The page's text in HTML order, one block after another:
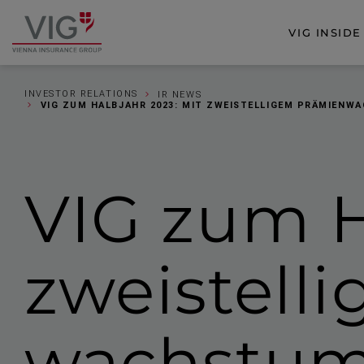
Inhalt
springen
Fußzeile
springen
Zur
Startseite
VIG INSIDE
INVESTOR RELATIONS
IR NEWS
VIG ZUM HALBJAHR 2023: MIT ZWEISTELLIGEM
VIG zum